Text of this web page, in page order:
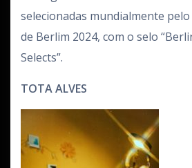
selecionadas mundialmente pelo
de Berlim 2024, com o selo
Selects”.
TOTA ALVES